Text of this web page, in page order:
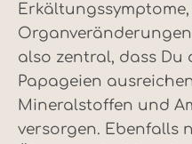
also zentral, dass Du
Papageien
Mineralstoffen und
versorgen. Ebenfalls